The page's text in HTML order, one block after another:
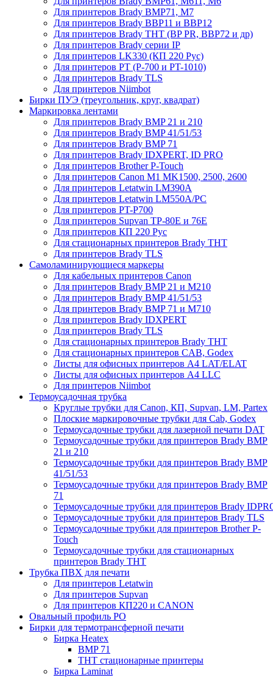
Для принтеров Brady BMP71, M7
Для принтеров Brady BBP11 и BBP12
Для принтеров Brady THT (BP PR, BBP72 и др)
Для принтеров Brady серии IP
Для принтеров LK330 (КП 220 Рус)
Для принтеров PT (P-700 и PT-1010)
Для принтеров Brady TLS
Для принтеров Niimbot
Бирки ПУЭ (треугольник, круг, квадрат)
Маркировка лентами
Для принтеров Brady BMP 21 и 210
Для принтеров Brady BMP 41/51/53
Для принтеров Brady BMP 71
Для принтеров Brady IDXPERT, ID PRO
Для принтеров Brother P-Touch
Для принтеров Canon M1 MK1500, 2500, 2600
Для принтеров Letatwin LM390A
Для принтеров Letatwin LM550A/PC
Для принтеров PT-P700
Для принтеров Supvan TP-80E и 76E
Для принтеров КП 220 Рус
Для стационарных принтеров Brady THT
Для принтеров Brady TLS
Самоламинирующиеся маркеры
Для кабельных принтеров Canon
Для принтеров Brady BMP 21 и M210
Для принтеров Brady BMP 41/51/53
Для принтеров Brady BMP 71 и M710
Для принтеров Brady IDXPERT
Для принтеров Brady TLS
Для стационарных принтеров Brady THT
Для стационарных принтеров CAB, Godex
Листы для офисных принтеров А4 LAT/ELAT
Листы для офисных принтеров А4 LLC
Для принтеров Niimbot
Термоусадочная трубка
Круглые трубки для Canon, КП, Supvan, LM, Partex
Плоские маркировочные трубки для Cab, Godex
Термоусадочные трубки для лазерной печати DAT
Термоусадочные трубки для принтеров Brady BMP
21 и 210
Термоусадочные трубки для принтеров Brady BMP
41/51/53
Термоусадочные трубки для принтеров Brady BMP
71
Термоусадочные трубки для принтеров Brady
Термоусадочные трубки для принтеров Brady TLS
Термоусадочные трубки для принтеров Brother P-
Touch
Термоусадочные трубки для стационарных
принтеров Brady THT
Трубка ПВХ для печати
Для принтеров Letatwin
Для принтеров Supvan
Для принтеров КП220 и CANON
Овальный профиль PO
Бирки для термотрансферной печати
Бирка Heatex
BMP 71
THT стационарные принтеры
Бирка Laminat